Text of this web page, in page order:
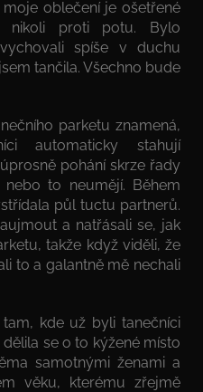
oblečení je ošetřené
nikoli proti potu. Bylo
spíše v duchu
tančila. Všechno bude
parketu znamená,
automaticky stahují
pohání skrze řady
to neumějí. Během
půl tuctu partnerů.
a natřásali se, jak
takže když viděli, že
to a galantně mě nechali
kde už byli tanečníci
se o to kýžené místo
samotnými ženami a
věku, kterému zřejmě